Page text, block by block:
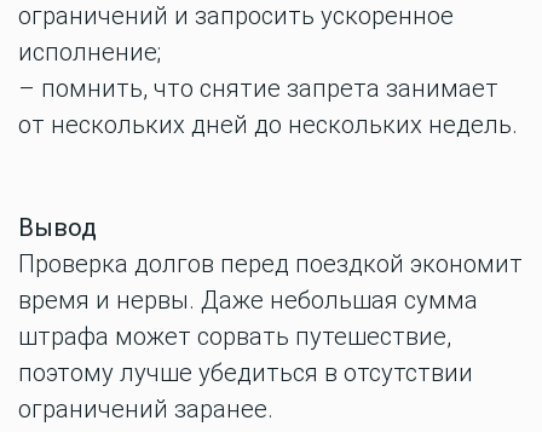
ограничений и запросить ускоренное
исполнение;
– помнить, что снятие запрета занимает
от нескольких дней до нескольких недель.
Вывод
Проверка долгов перед поездкой экономит
время и нервы. Даже небольшая сумма
штрафа может сорвать путешествие,
поэтому лучше убедиться в отсутствии
ограничений заранее.